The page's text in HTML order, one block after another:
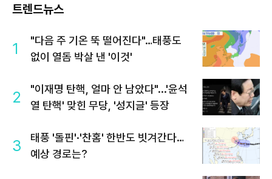
트렌드뉴스
1
"다음 주 기온 뚝 떨어진다"…태풍도
없이 열돔 박살 낸 '이것'
2
"이재명 탄핵, 얼마 안 남았다"...'윤석
열 탄핵' 맞힌 무당, '성지글' 등장
3
태풍 '돌핀'·'찬홈' 한반도 빗겨간다…
예상 경로는?